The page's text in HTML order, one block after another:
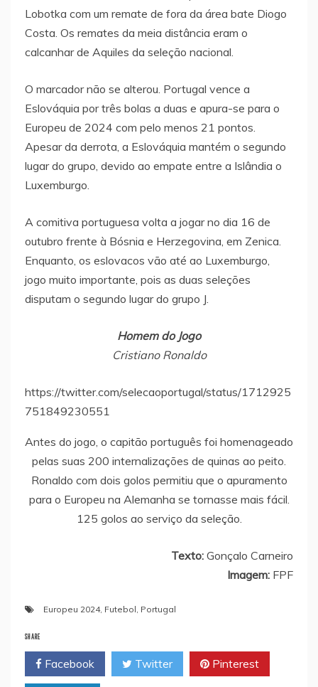
Lobotka com um remate de fora da área bate Diogo
Costa. Os remates da meia distância eram o
calcanhar de Aquiles da seleção nacional.
O marcador não se alterou. Portugal vence a
Eslováquia por três bolas a duas e apura-se para o
Europeu de 2024 com pelo menos 21 pontos.
Apesar da derrota, a Eslováquia mantém o segundo
lugar do grupo, devido ao empate entre a Islândia o
Luxemburgo.
A comitiva portuguesa volta a jogar no dia 16 de
outubro frente à Bósnia e Herzegovina, em Zenica.
Enquanto, os eslovacos vão até ao Luxemburgo,
jogo muito importante, pois as duas seleções
disputam o segundo lugar do grupo J.
Homem do Jogo
Cristiano Ronaldo
https://twitter.com/selecaoportugal/status/1712925
751849230551
Antes do jogo, o capitão português foi homenageado
pelas suas 200 internalizações de quinas ao peito.
Ronaldo com dois golos permitiu que o apuramento
para o Europeu na Alemanha se tornasse mais fácil.
125 golos ao serviço da seleção.
Texto: Gonçalo Carneiro
Imagem: FPF
Europeu 2024, Futebol Portugal
SHARE
Facebook Twitter Pinterest